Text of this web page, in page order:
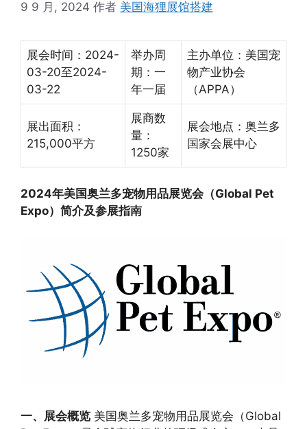
9 9 月, 2024 作者 美国海狸展馆搭建
展会时间：2024-
03-20至2024-
03-22
举办周
期：一
年一届
主办单位：美国宠
物产业协会
（APPA）
展出面积：
215,000平方
展商数
量：
1250家
展会地点：奥兰多
国家会展中心
2024年美国奥兰多宠物用品展览会（Global Pet
Expo）简介及参展指南
一、展会概览 美国奥兰多宠物用品展览会（Global